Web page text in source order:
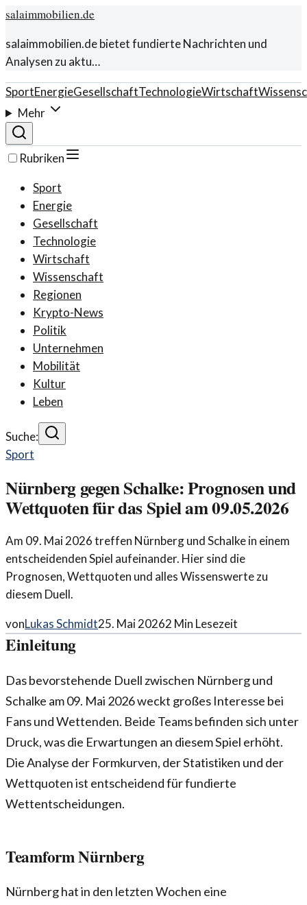
salaimmobilien.de
salaimmobilien.de bietet fundierte Nachrichten und
Analysen zu aktu…
SportEnergieGesellschaftTechnologieWirtschaft
Mehr
Rubriken
Sport
Energie
Gesellschaft
Technologie
Wirtschaft
Wissenschaft
Regionen
Krypto-News
Politik
Unternehmen
Mobilität
Kultur
Leben
Suche:
Sport
Nürnberg gegen Schalke: Prognosen und
Wettquoten für das Spiel am 09.05.2026
Am 09. Mai 2026 treffen Nürnberg und Schalke in einem
entscheidenden Spiel aufeinander. Hier sind die
Prognosen, Wettquoten und alles Wissenswerte zu
diesem Duell.
vonLukas Schmidt25. Mai 20262 Min Lesezeit
Einleitung
Das bevorstehende Duell zwischen Nürnberg und
Schalke am 09. Mai 2026 weckt großes Interesse bei
Fans und Wettenden. Beide Teams befinden sich unter
Druck, was die Erwartungen an diesem Spiel erhöht.
Die Analyse der Formkurven, der Statistiken und der
Wettquoten ist entscheidend für fundierte
Wettentscheidungen.
Teamform Nürnberg
Nürnberg hat in den letzten Wochen eine